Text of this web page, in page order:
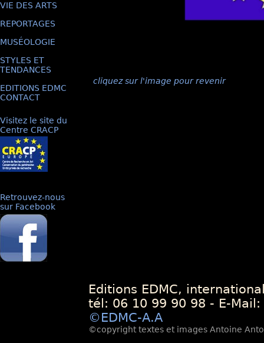
VIE DES ARTS
REPORTAGES
MUSÉOLOGIE
STYLES ET
TENDANCES
EDITIONS EDMC
CONTACT
Visitez le site du
Centre CRACP
Retrouvez-nous
sur Facebook
cliquez sur l'image pour revenir
Editions EDMC,
tél: 06 10 99 90 98 - E-Mail:
©EDMC-A.A
©copyright textes et images Antoine